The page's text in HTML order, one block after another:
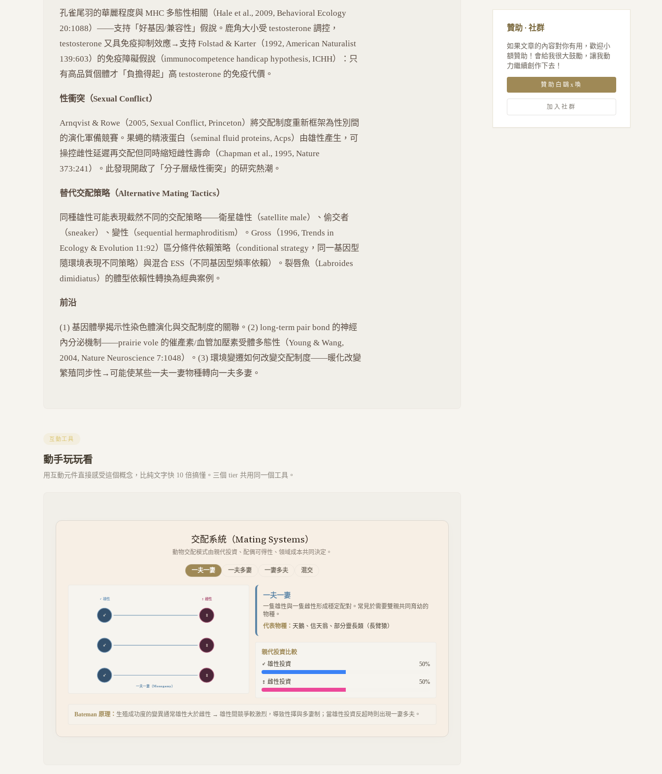
孔雀尾羽的華麗程度與 MHC 多態性相關（Hale et al., 2009, Behavioral Ecology
20:1088）——支持「好基因/兼容性」假說。鹿角大小受 testosterone 調控，
testosterone 又具免疫抑制效應→支持 Folstad & Karter（1992, American Naturalist
139:603）的免疫障礙假說（immunocompetence handicap hypothesis, ICHH）：只
有高品質個體才「負擔得起」高 testosterone 的免疫代價。
性衝突（Sexual Conflict）
Arnqvist & Rowe（2005, Sexual Conflict, Princeton）將交配制度重新框架為性別間
的演化軍備競賽。果蠅的精液蛋白（seminal fluid proteins, Acps）由雄性產生，可
操控雌性延遲再交配但同時縮短雌性壽命（Chapman et al., 1995, Nature
373:241）。此發現開啟了「分子層級性衝突」的研究熱潮。
替代交配策略（Alternative Mating Tactics）
同種雄性可能表現截然不同的交配策略——衛星雄性（satellite male）、偷交者
（sneaker）、變性（sequential hermaphroditism）。Gross（1996, Trends in
Ecology & Evolution 11:92）區分條件依賴策略（conditional strategy，同一基因型
隨環境表現不同策略）與混合 ESS（不同基因型頻率依賴）。裂唇魚（Labroides
dimidiatus）的體型依賴性轉換為經典案例。
前沿
(1) 基因體學揭示性染色體演化與交配制度的關聯。(2) long-term pair bond 的神經
內分泌機制——prairie vole 的催產素/血管加壓素受體多態性（Young & Wang,
2004, Nature Neuroscience 7:1048）。(3) 環境變遷如何改變交配制度——暖化改變
繁殖同步性→可能使某些一夫一妻物種轉向一夫多妻。
互動工具
動手玩玩看
用互動元件直接感受這個概念，比純文字快 10 倍搞懂。三個 tier 共用同一個工具。
交配系統（Mating Systems）
動物交配模式由親代投資、配偶可得性、領域成本共同決定。
一夫一妻 一夫多妻 一妻多夫 混交
♂ 雄性 ♀ 雌性
♂
♂
♂
♀
♀
♀
一夫一妻 （Monogamy）
一夫一妻
一隻雄性與一隻雌性形成穩定配對。常見於需要雙親共同育幼的
物種。
代表物種： 天鵝、信天翁、部分靈長類（長臂猿）
親代投資比較
♂ 雄性投資
50%
♀ 雌性投資 50%
Bateman 原理： 生殖成功度的變異通常雄性大於雌性 → 雄性間競爭較激烈，導致性擇與多妻制；當雄性投資反超時則出現一妻多夫。
贊助 · 社群
如果文章的內容對你有用，歡迎小
額贊助！會給我很大鼓勵，讓我動
力繼續創作下去！
贊助白鷗x喚
加入社群